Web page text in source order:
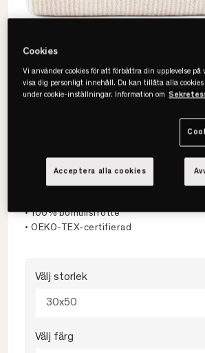
Lexington
Original Striped
• 100% bomullsfrotté
• OEKO-TEX-certifierad
Välj storlek
30x50
Välj färg
Cookies
Vi använder cookies för att förbättra din upplevelse på
visa dig personligt innehåll. Du kan tillåta alla cookies
under cookie-inställningar. Information om
Acceptera alla cookies